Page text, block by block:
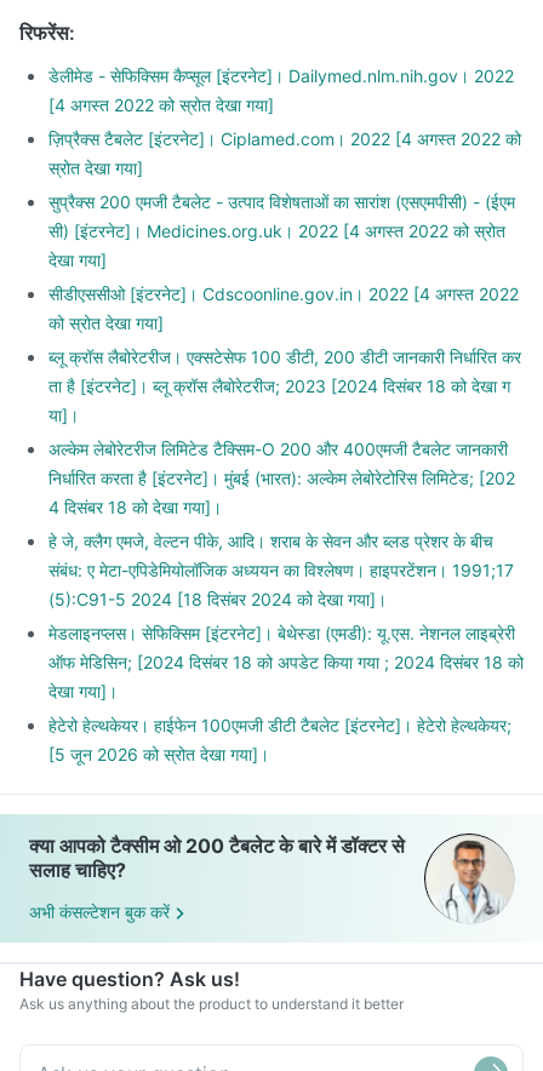
रिफरेंस:
डेलीमेड - सेफिक्सिम कैप्सूल [इंटरनेट]। Dailymed.nlm.nih.gov। 2022
[4 अगस्त 2022 को स्रोत देखा गया]
ज़िप्रैक्स टैबलेट [इंटरनेट]। Ciplamed.com। 2022 [4 अगस्त 2022 को
स्रोत देखा गया]
सुप्रैक्स 200 एमजी टैबलेट - उत्पाद विशेषताओं का सारांश (एसएमपीसी) - (ईएम
सी) [इंटरनेट]। Medicines.org.uk। 2022 [4 अगस्त 2022 को स्रोत
देखा गया]
सीडीएससीओ [इंटरनेट]। Cdscoonline.gov.in। 2022 [4 अगस्त 2022
को स्रोत देखा गया]
ब्लू क्रॉस लैबोरेटरीज। एक्सटेसेफ 100 डीटी, 200 डीटी जानकारी निर्धारित कर
ता है [इंटरनेट]। ब्लू क्रॉस लैबोरेटरीज; 2023 [2024 दिसंबर 18 को देखा ग
या]।
अल्केम लेबोरेटरीज लिमिटेड टैक्सिम-O 200 और 400एमजी टैबलेट जानकारी
निर्धारित करता है [इंटरनेट]। मुंबई (भारत): अल्केम लेबोरेटोरिस लिमिटेड; [202
4 दिसंबर 18 को देखा गया]।
हे जे, क्लैग एमजे, वेल्टन पीके, आदि। शराब के सेवन और ब्लड प्रेशर के बीच
संबंध: ए मेटा-एपिडेमियोलॉजिक अध्ययन का विश्लेषण। हाइपरटेंशन। 1991;17
(5):C91-5 2024 [18 दिसंबर 2024 को देखा गया]।
मेडलाइनप्लस। सेफिक्सिम [इंटरनेट]। बेथेस्डा (एमडी): यू.एस. नेशनल लाइब्रेरी
ऑफ मेडिसिन; [2024 दिसंबर 18 को अपडेट किया गया ; 2024 दिसंबर 18 को
देखा गया]।
हेटेरो हेल्थकेयर। हाईफेन 100एमजी डीटी टैबलेट [इंटरनेट]। हेटेरो हेल्थकेयर;
[5 जून 2026 को स्रोत देखा गया]।
क्या आपको टैक्सीम ओ 200 टैबलेट के बारे में डॉक्टर से
सलाह चाहिए?
अभी कंसल्टेशन बुक करें
Have question? Ask us!
Ask us anything about the product to understand it better